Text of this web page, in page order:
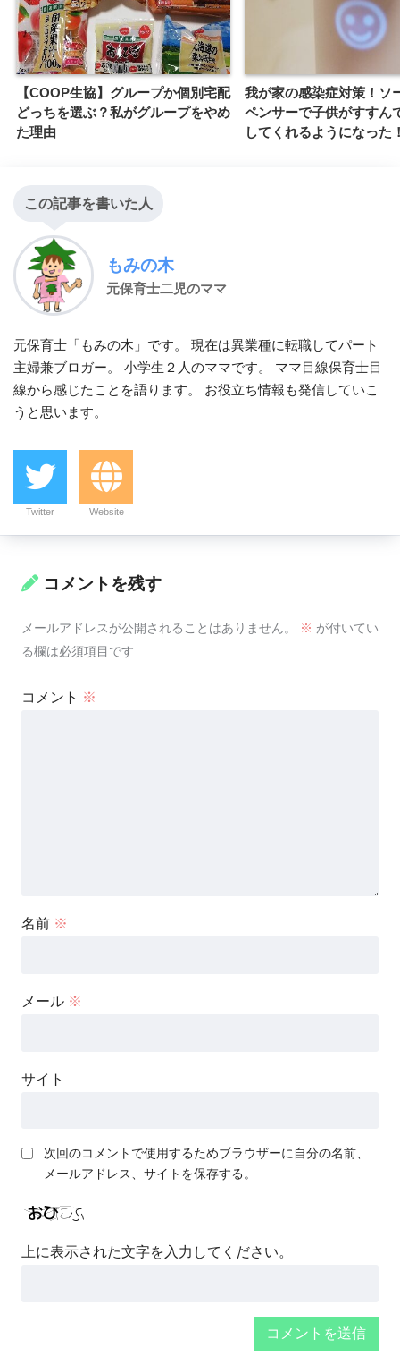
【COOP生協】グループか個別宅配
どっちを選ぶ？私がグループをやめ
た理由
我が家の感染症対策！ソ
ペンサーで子供がすすん
してくれるようになった
この記事を書いた人
もみの木
元保育士二児のママ
元保育士「もみの木」です。 現在は異業種に転職してパート
主婦兼ブロガー。 小学生２人のママです。 ママ目線保育士目
線から感じたことを語ります。 お役立ち情報も発信していこ
うと思います。
Twitter Website
コメントを残す
メールアドレスが公開されることはありません。 ※ が付いてい
る欄は必須項目です
コメント ※
名前 ※
メール ※
サイト
次回のコメントで使用するためブラウザーに自分の名前、
メールアドレス、サイトを保存する。
上に表示された文字を入力してください。